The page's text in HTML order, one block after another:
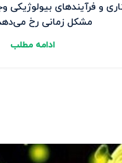
فرآیندهای بیولوژیکی
مشکل زمانی رخ
ادامه مطلب